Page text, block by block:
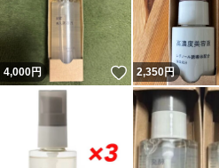
4,000円 いいね！
2,350円